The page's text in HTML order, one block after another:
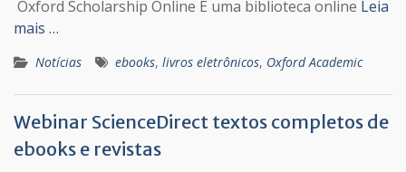
Oxford Scholarship Online É uma biblioteca online Leia
mais …
Notícias ebooks, livros eletrônicos, Oxford Academic
Webinar ScienceDirect textos completos de
ebooks e revistas